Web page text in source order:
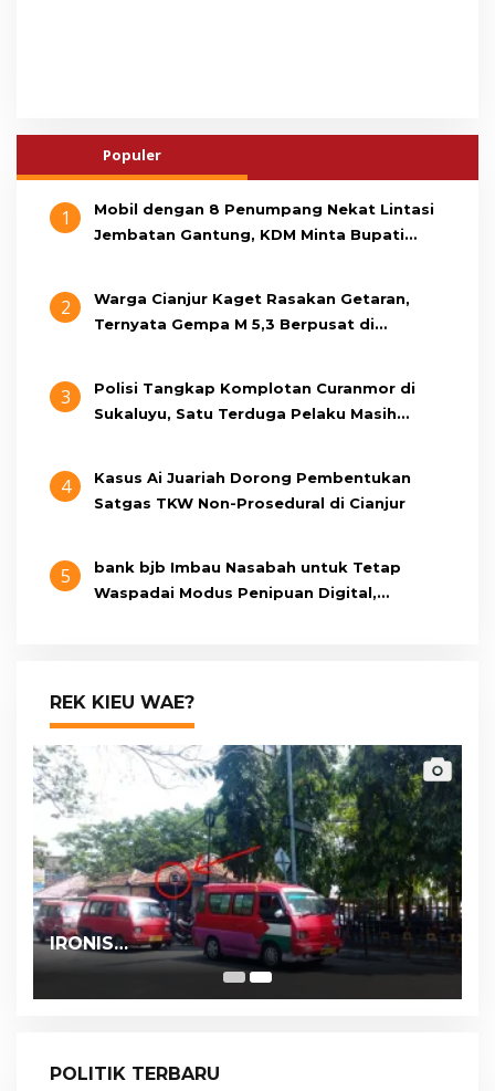
Populer
1
Mobil dengan 8 Penumpang Nekat Lintasi
Jembatan Gantung, KDM Minta Bupati
2
Warga Cianjur Kaget Rasakan Getaran,
Ternyata Gempa M 5,3 Berpusat di
3
Polisi Tangkap Komplotan Curanmor di
Sukaluyu, Satu Terduga Pelaku Masih
4
Kasus Ai Juariah Dorong Pembentukan
Satgas TKW Non-Prosedural di Cianjur
5
bank bjb Imbau Nasabah untuk Tetap
Waspadai Modus Penipuan Digital,
REK KIEU WAE?
IRONIS…
POLITIK TERBARU